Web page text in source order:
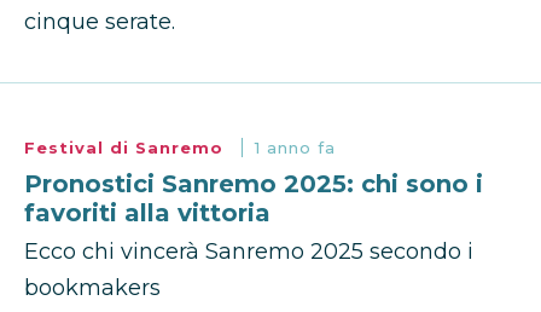
cinque serate.
Festival di Sanremo 1 anno fa
Pronostici Sanremo 2025: chi sono i
favoriti alla vittoria
Ecco chi vincerà Sanremo 2025 secondo i
bookmakers